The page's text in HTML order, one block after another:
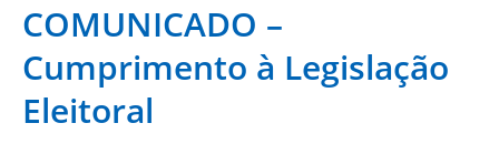
COMUNICADO –
Cumprimento à Legislação
Eleitoral